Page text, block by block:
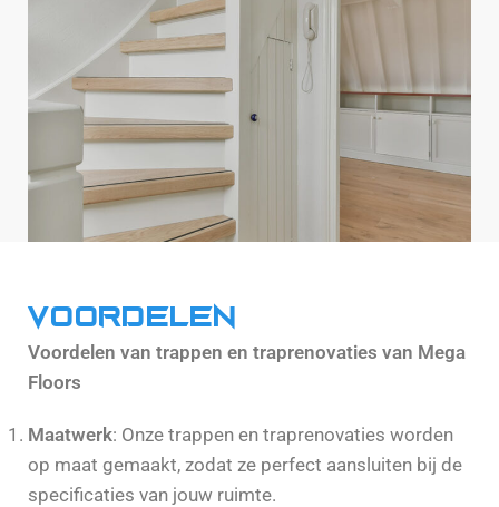
Voordelen
Voordelen van trappen en traprenovaties van Mega
Floors
Maatwerk: Onze trappen en traprenovaties worden
op maat gemaakt, zodat ze perfect aansluiten bij de
specificaties van jouw ruimte.